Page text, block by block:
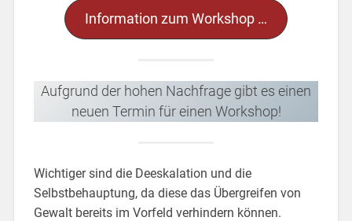
Information zum Workshop …
Aufgrund der hohen Nachfrage gibt es einen
neuen Termin für einen Workshop!
Wichtiger sind die Deeskalation und die
Selbstbehauptung, da diese das Übergreifen von
Gewalt bereits im Vorfeld verhindern können.